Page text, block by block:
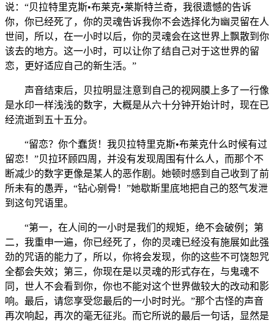
说：“贝拉特里克斯•布莱克•莱斯特兰奇，我很遗憾的告诉
你，你已经死了，你的灵魂告诉我你不会选择化为幽灵留在人
世间，所以，在一小时以后，你的灵魂会在这世界上飘散到你
该去的地方。这一小时，可以让你了结自己对于这世界的留
恋，更好适应自己的新生活。”
声音结束后，贝拉明显注意到自己的视网膜上多了一行像
是水印一样浅浅的数字，大概是从六十分钟开始计时，现在已
经流逝到五十五分。
“留恋？你个蠢货！我贝拉特里克斯•布莱克什么时候有过
留恋！”贝拉环顾四周，并没有发现周围有什么人，而那个不
断减少的数字更像是某人的恶作剧。她顿时感到自己收到了前
所未有的愚弄，“钻心剜骨！”她歇斯里底地把自己的怒气发泄
到这句咒语里。
“第一，在人间的一小时是我们的规矩，绝不会破例；第
二，我重申一遍，你已经死了，你的灵魂已经没有施展如此强
劲的咒语的能力了，所以，你将会发现，你的这些不可饶恕咒
全都会失效；第三，你现在是以灵魂的形式存在，与鬼魂不
同，世人不会看到你，你也不能对这个世界做较大的改动和影
响。最后，请您享受您最后的一小时时光。”那个古怪的声音
再次响起，再次的毫无征兆。而它所说的最后一句话，显然是